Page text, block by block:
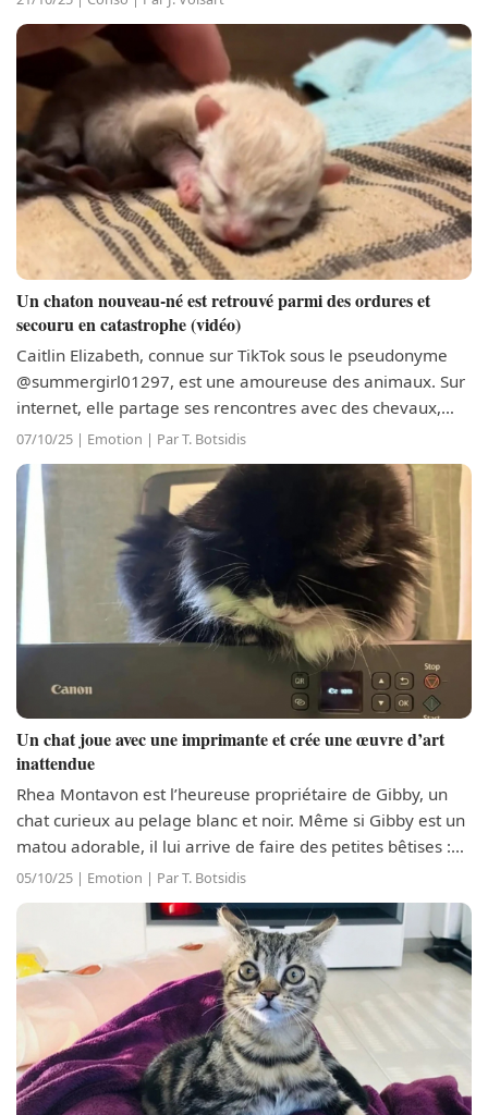
créer un...
Un chaton nouveau-né est retrouvé parmi des ordures et
secouru en catastrophe (vidéo)
Caitlin Elizabeth, connue sur TikTok sous le pseudonyme
@summergirl01297, est une amoureuse des animaux. Sur
internet, elle partage ses rencontres avec des chevaux,
des lapins, des chèvres, des chiens, des poules, des chats,
et bien d’autres....
07/10/25 | Emotion | Par T. Botsidis
Un chat joue avec une imprimante et crée une œuvre d’art
inattendue
Rhea Montavon est l’heureuse propriétaire de Gibby, un
chat curieux au pelage blanc et noir. Même si Gibby est un
matou adorable, il lui arrive de faire des petites bêtises :
c’est un félin après tout ! Ceci dit, les exploits de Gibby
sont...
05/10/25 | Emotion | Par T. Botsidis